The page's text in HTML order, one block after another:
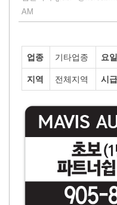
AM
업종 기타업종 요일
지역 전체지역 시급